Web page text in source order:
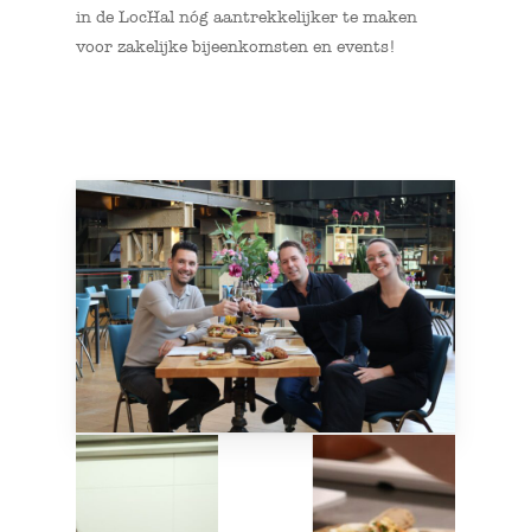
in de LocHal nóg aantrekkelijker te maken
voor zakelijke bijeenkomsten en events!